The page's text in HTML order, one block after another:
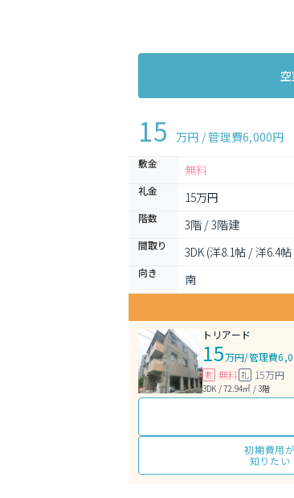
15 万円 / 管理費6,000円
敷金 無料
礼金 15万円
階数 3階 / 3階建
間取り 3DK (洋8.1帖 / 洋6.4
向き
南
トリアード
15万円/管理費
敷 無料 礼 15万円
3DK / 72.94㎡ / 3階
初期費用が
知りたい